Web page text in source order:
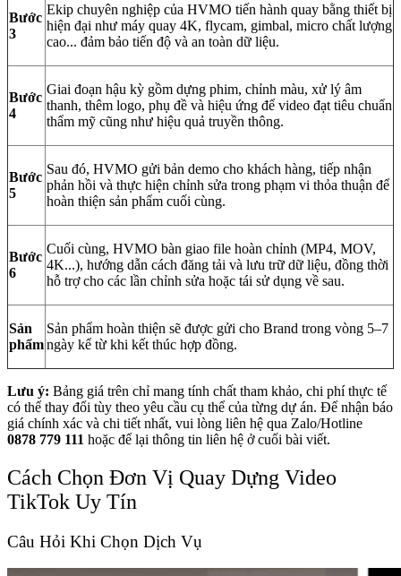
Bước
3
Ekip chuyên nghiệp của HVMO tiến hành quay bằng thiết bị
hiện đại như máy quay 4K, flycam, gimbal, micro chất lượng
cao... đảm bảo tiến độ và an toàn dữ liệu.
Bước
4
Giai đoạn hậu kỳ gồm dựng phim, chỉnh màu, xử lý âm
thanh, thêm logo, phụ đề và hiệu ứng để video đạt tiêu chuẩn
thẩm mỹ cũng như hiệu quả truyền thông.
Bước
5
Sau đó, HVMO gửi bản demo cho khách hàng, tiếp nhận
phản hồi và thực hiện chỉnh sửa trong phạm vi thỏa thuận để
hoàn thiện sản phẩm cuối cùng.
Bước
6
Cuối cùng, HVMO bàn giao file hoàn chỉnh (MP4, MOV,
4K...), hướng dẫn cách đăng tải và lưu trữ dữ liệu, đồng thời
hỗ trợ cho các lần chỉnh sửa hoặc tái sử dụng về sau.
Sản
phẩm
Sản phẩm hoàn thiện sẽ được gửi cho Brand trong vòng 5–7
ngày kể từ khi kết thúc hợp đồng.
Lưu ý: Bảng giá trên chỉ mang tính chất tham khảo, chi phí thực tế
có thể thay đổi tùy theo yêu cầu cụ thể của từng dự án. Để nhận báo
giá chính xác và chi tiết nhất, vui lòng liên hệ qua Zalo/Hotline
0878 779 111 hoặc để lại thông tin liên hệ ở cuối bài viết.
Cách Chọn Đơn Vị Quay Dựng Video
TikTok Uy Tín
Câu Hỏi Khi Chọn Dịch Vụ